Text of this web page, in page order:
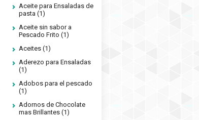
Aceite para Ensaladas de
pasta (1)
Aceite sin sabor a
Pescado Frito (1)
Aceites (1)
Aderezo para Ensaladas
(1)
Adobos para el pescado
(1)
Adornos de Chocolate
mas Brillantes (1)